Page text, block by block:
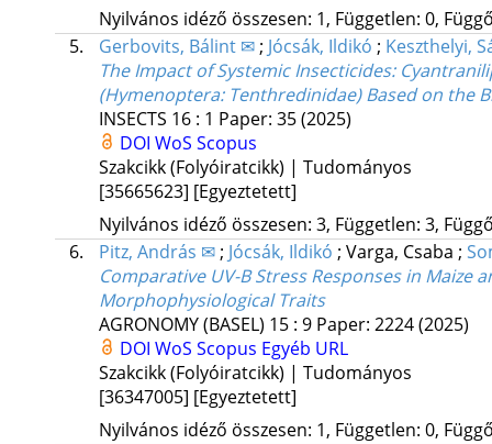
Nyilvános idéző összesen: 1, Független: 0,
5.
Gerbovits, Bálint ✉; Jócsák, Ildikó ; Keszthelyi,
The Impact of Systemic Insecticides:
(Hymenoptera: Tenthredinidae) Based on the
INSECTS 16: 1 Paper: 35(2025)
DOI WoS Scopus
Szakcikk (Folyóiratcikk) | Tudományos
[35665623] [Egyeztetett]
Nyilvános idéző összesen: 3, Független: 3,
6.
Pitz, András ✉; Jócsák, Ildikó ; Varga, Csaba ;
Comparative UV-B Stress Responses in
Morphophysiological Traits
AGRONOMY (BASEL) 15: 9 Paper: 2224(2025)
DOI WoS Scopus Egyéb URL
Szakcikk (Folyóiratcikk) | Tudományos
[36347005] [Egyeztetett]
Nyilvános idéző összesen: 1, Független: 0,